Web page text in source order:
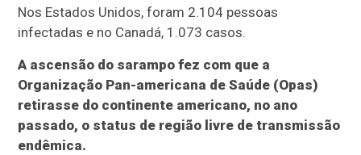
Nos Estados Unidos, foram 2.104 pessoas
infectadas e no Canadá, 1.073 casos.
A ascensão do sarampo fez com que a
Organização Pan-americana de Saúde (Opas)
retirasse do continente americano, no ano
passado, o status de região livre de transmissão
endêmica.